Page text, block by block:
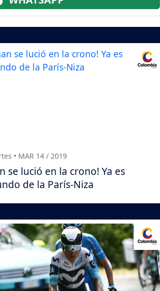
• MAR 14 / 2019
se lució en la crono! Ya es
de la París-Niza